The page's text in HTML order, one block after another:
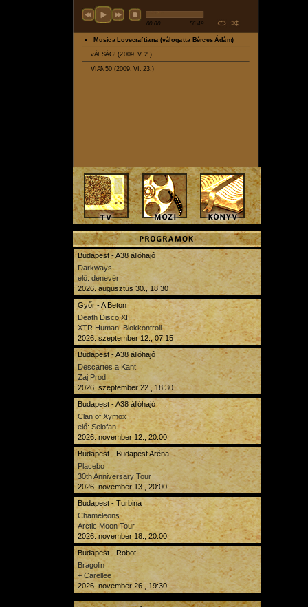
Budapest - A38 állóhajó
Darkways
elő: denevér
2026. augusztus 30., 18:30
Győr - A Beton
Death Disco XIII
XTR Human, Blokkontroll
2026. szeptember 12., 07:15
Budapest - A38 állóhajó
Descartes a Kant
Zaj Prod.
2026. szeptember 22., 18:30
Budapest - A38 állóhajó
Clan of Xymox
elő: Selofan
2026. november 12., 20:00
Budapest - Budapest Aréna
Placebo
30th Anniversary Tour
2026. november 13., 20:00
Budapest - Turbina
Chameleons
Arctic Moon Tour
2026. november 18., 20:00
Budapest - Robot
Bragolin
+ Carellee
2026. november 26., 19:30